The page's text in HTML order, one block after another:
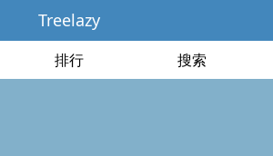
Treelazy
排行 搜索